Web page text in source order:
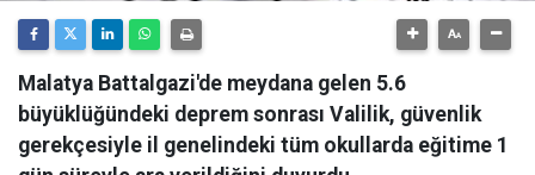
Malatya Battalgazi'de meydana gelen 5.6
büyüklüğündeki deprem sonrası Valilik, güvenlik
gerekçesiyle il genelindeki tüm okullarda eğitime 1